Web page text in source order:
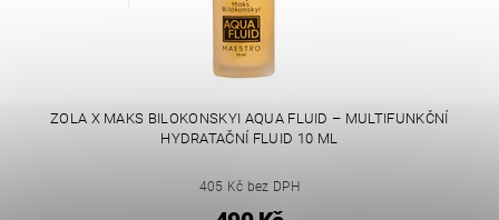
ZOLA X MAKS BILOKONSKYI AQUA FLUID – MULTIFUNKČNÍ
HYDRATAČNÍ FLUID 10 ML
405 Kč bez DPH